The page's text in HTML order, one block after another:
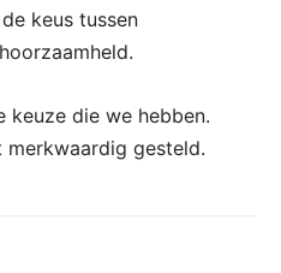
keus tussen
die we hebben.
merkwaardig gesteld.